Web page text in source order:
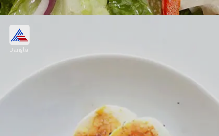
যেমন ডিমের সঙ্গে পালংশাক , টমেটো, ক্যাপসিকাম,
মাশরুম পাতে রাখুন। এতে প্রচুর পরিমাণে ফাইবার
Image credits: Getty
Bangla